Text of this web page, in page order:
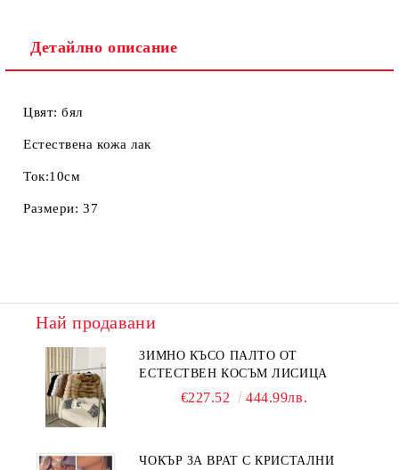
Детайлно описание
Цвят: бял
Естествена кожа лак
Ток:10см
Размери: 37
Най продавани
ЗИМНО КЪСО ПАЛТО ОТ
ЕСТЕСТВЕН КОСЪМ ЛИСИЦА
€227.52 444.99лв.
ЧОКЪР ЗА ВРАТ С КРИСТАЛНИ